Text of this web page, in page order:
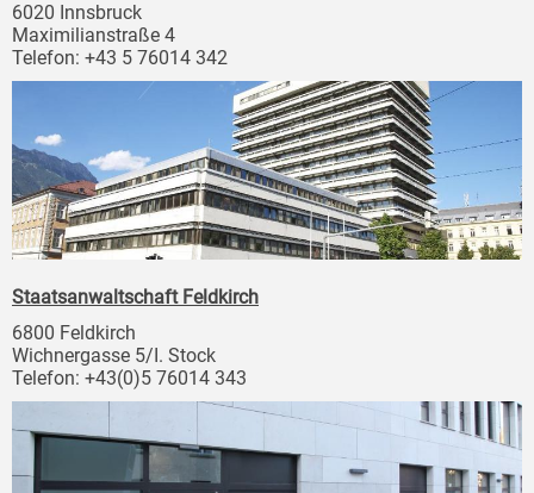
6020 Innsbruck
Maximilianstraße 4
Telefon: +43 5 76014 342
Staatsanwaltschaft Feldkirch
6800 Feldkirch
Wichnergasse 5/I. Stock
Telefon: +43(0)5 76014 343